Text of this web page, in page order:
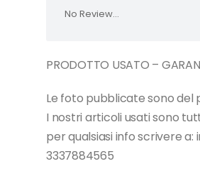
No Review...
PRODOTTO USATO –
Le foto pubblicate sono del
I nostri articoli usati sono
per qualsiasi info scrivere
3337884565